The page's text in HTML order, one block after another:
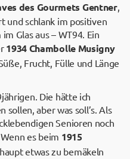
des Gourmets Gentner,
und schlank im positiven
Glas aus – WT94. Ein
1934 Chambolle Musigny
Frucht, Fülle und Länge
Die hätte ich
aber was soll’s. Als
Senioren noch
es beim 1915
etwas zu bemäkeln